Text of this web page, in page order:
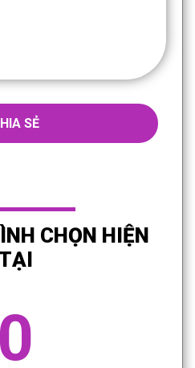
SẺ
CHỌN HIỆN
0